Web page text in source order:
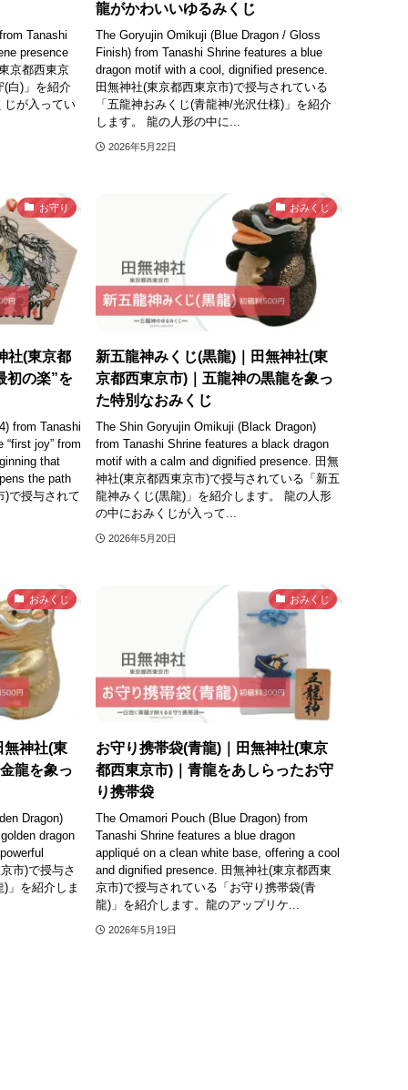
Tanashi
presence
京都西東京
(白)」を紹介
じが入ってい
龍がかわいいゆるみくじ
The Goryujin Omikuji (Blue Dragon / Gloss
Finish) from Tanashi Shrine features a blue
dragon motif with a cool, dignified presence.
田無神社(東京都西東京市)で授与されている
「五龍神おみくじ(青龍神/光沢仕様)」を紹介
します。 龍の人形の中に...
2026年5月22日
お守り
社(東京都
初の楽”を
from Tanashi
joy” from
that
the path
)で授与されて
おみくじ
新五龍神みくじ(黒龍)｜田無神社(東
京都西東京市)｜五龍神の黒龍を象っ
た特別なおみくじ
The Shin Goryujin Omikuji (Black Dragon)
from Tanashi Shrine features a black dragon
motif with a calm and dignified presence. 田無
神社(東京都西東京市)で授与されている「新五
龍神みくじ(黒龍)」を紹介します。 龍の人形
の中におみくじが入って...
2026年5月20日
おみくじ
無神社(東
龍を象っ
Dragon)
dragon
市)で授与さ
」を紹介しま
おみくじ
お守り携帯袋(青龍)｜田無神社(東京
都西東京市)｜青龍をあしらったお守
り携帯袋
The Omamori Pouch (Blue Dragon) from
Tanashi Shrine features a blue dragon
appliqué on a clean white base, offering a cool
and dignified presence. 田無神社(東京都西東
京市)で授与されている「お守り携帯袋(青
龍)」を紹介します。龍のアップリケ...
2026年5月19日